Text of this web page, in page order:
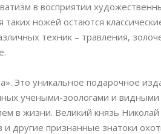
в восприятии
ножей остаются
техник – травления,
Это уникальное подарочное
учеными-зоологами и видными
в жизни. Великий князь
другие признанные знатоки